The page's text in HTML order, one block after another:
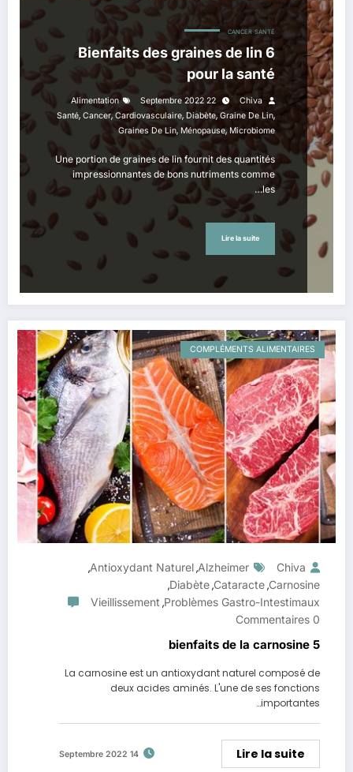
CANCER SANTÉ
6 Bienfaits des graines de lin
pour la santé
Chiva
22 Septembre 2022
Alimentation
Santé, Cancer,Cardiovasculaire, Diabète, Graine De Lin,
Graines De Lin, Ménopause, Microbiome
Une portion de graines de lin fournit des quantités
impressionnantes de bons nutriments comme
les…
Lire la suite
COMPLÉMENTS ALIMENTAIRES
Chiva
Alzheimer
,
Antioxydant Naturel
,
Carnosine
,
Cataracte
,
Diabète
,
Problèmes Gastro-Intestimaux
,
Vieillissement
0 Commentaires
5 bienfaits de la carnosine
La carnosine est un antioxydant naturel composé de
deux acides aminés. L'une de ses fonctions
importantes…
Lire la suite
14 Septembre 2022